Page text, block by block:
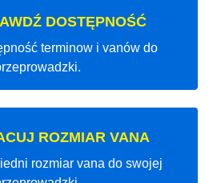
DOSTĘPNOŚĆ
terminow i vanów do
ROZMIAR VANA
rozmiar vana do swojej